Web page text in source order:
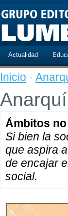
Actualidad
Inicio ·
Ámbitos
Si bien la
que aspira
de encajar
social.